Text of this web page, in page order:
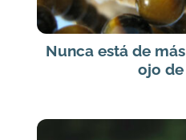
Nunca está de
ojo